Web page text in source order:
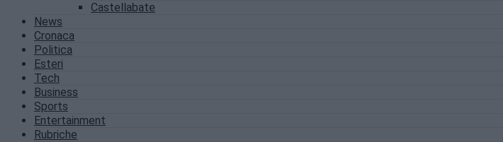
Castellabate
News
Cronaca
Politica
Esteri
Tech
Business
Sports
Entertainment
Rubriche